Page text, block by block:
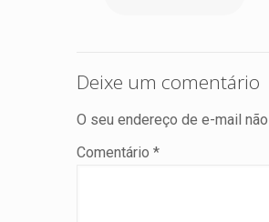
Deixe um comentário
O seu endereço de e-mail
Comentário *